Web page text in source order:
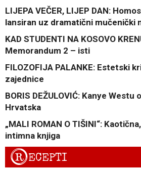
LIJEPA VEČER, LIJEP DAN:
lansiran uz dramatični mučenički
KAD STUDENTI NA KOSOVO
Memorandum 2 – isti
FILOZOFIJA PALANKE: Estetski
zajednice
BORIS DEŽULOVIĆ: Kanye Westu
Hrvatska
„MALI ROMAN O TIŠINI“:
intimna knjiga
RECEPTI